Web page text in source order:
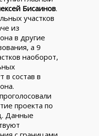
Бисаинов.
участков
из
в другие
а 9
наоборот,
в состав в
проекта по
Данные